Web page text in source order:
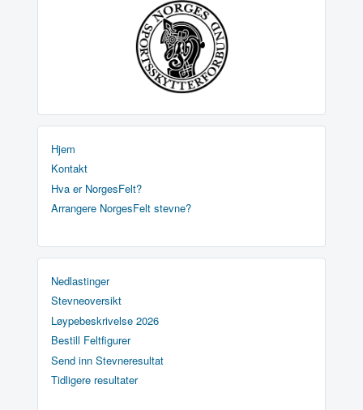
Hjem
Kontakt
Hva er NorgesFelt?
Arrangere NorgesFelt stevne?
Nedlastinger
Stevneoversikt
Løypebeskrivelse 2026
Bestill Feltfigurer
Send inn Stevneresultat
Tidligere resultater